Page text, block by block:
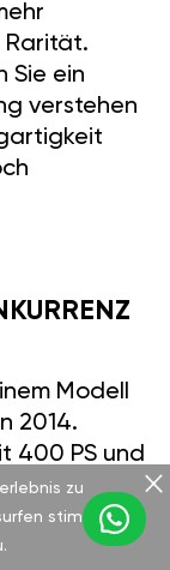
Rarität.
Sie ein
verstehen
Modell
2014.
400 PS und
nahezu
zu
stimmen